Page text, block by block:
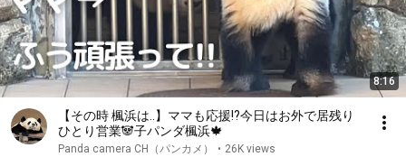
8:16
【その時 楓浜は..】ママも応援!?今日はお外で居残り
ひとり営業🐼子パンダ楓浜🍁
Panda camera CH（パンカメ） • 26K views